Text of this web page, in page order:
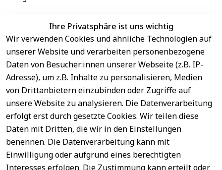
EU-Verantwortliche Person - klicken Sie für Details
Ihre Privatsphäre ist uns wichtig
Wir verwenden Cookies und ähnliche Technologien auf
unserer Website und verarbeiten personenbezogene
Daten von Besucher:innen unserer Webseite (z.B. IP-
Adresse), um z.B. Inhalte zu personalisieren, Medien
von Drittanbietern einzubinden oder Zugriffe auf
unsere Website zu analysieren. Die Datenverarbeitung
erfolgt erst durch gesetzte Cookies. Wir teilen diese
Daten mit Dritten, die wir in den Einstellungen
benennen. Die Datenverarbeitung kann mit
Einwilligung oder aufgrund eines berechtigten
Interesses erfolgen. Die Zustimmung kann erteilt oder
RechtlichesService
Sichere
Zahlungsar